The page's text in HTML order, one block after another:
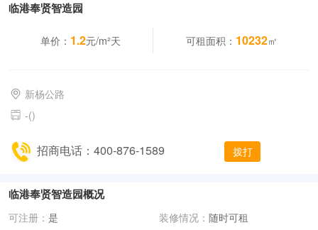
临港奉贤智造园
单价： 1.2元/m²天 可租面积： 10232㎡
新杨公路
-()
招商电话：400-876-1589 拨打
临港奉贤智造园概况
可注册： 是 装修情况： 随时可租